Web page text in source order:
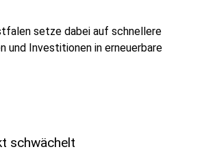
setze dabei auf schnellere
und Investitionen in erneuerbare
schwächelt